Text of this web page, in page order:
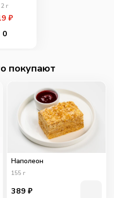
2 г
₽
0
покупают
Наполеон
155 г
389 ₽